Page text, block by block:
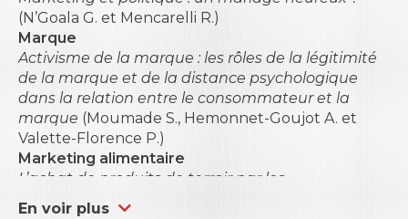
(N’Goala G. et Mencarelli R.)
Marque
Activisme de la marque : les rôles de la légitimité
de la marque et de la distance psychologique
dans la relation entre le consommateur et la
marque (Moumade S., Hemonnet-Goujot A. et
Valette-Florence P.)
Marketing alimentaire
L’achat de produits de terroir par les
consommateurs dans des conditions macro-
En voir plus